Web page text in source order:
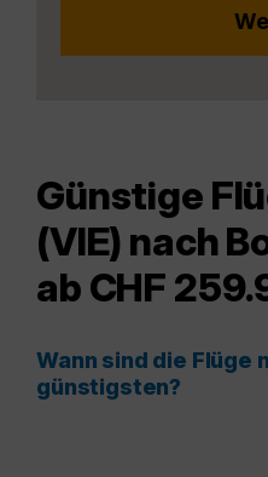
Günstige
(VIE) nach
ab CHF
Wann sind die Flüge
günstigsten?